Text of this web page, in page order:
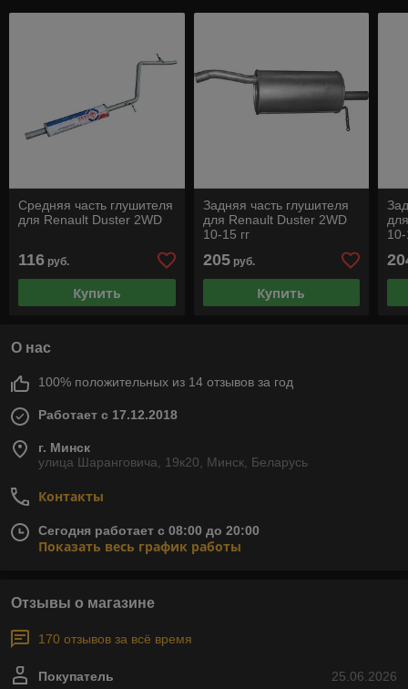
Средняя часть глушителя
для Renault Duster 2WD
116 руб.
Купить
Задняя часть глушителя
для Renault Duster 2WD
10-15 гг
205руб.
Купить
10-
О нас
100% положительных из 14 отзывов за год
Работает с 17.12.2018
г. Минск
улица Шаранговича, 19к20, Минск, Беларусь
Контакты
Сегодня работает с 08:00 до 20:00
Показать весь график работы
Отзывы о магазине
170 отзывов за всё время
25.06.2026
Покупатель